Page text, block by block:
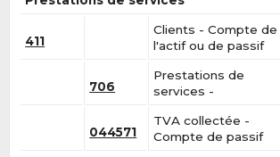
411
Clients - Compte de
l'actif ou de passif
706
Prestations de
services -
044571
TVA collectée -
Compte de passif